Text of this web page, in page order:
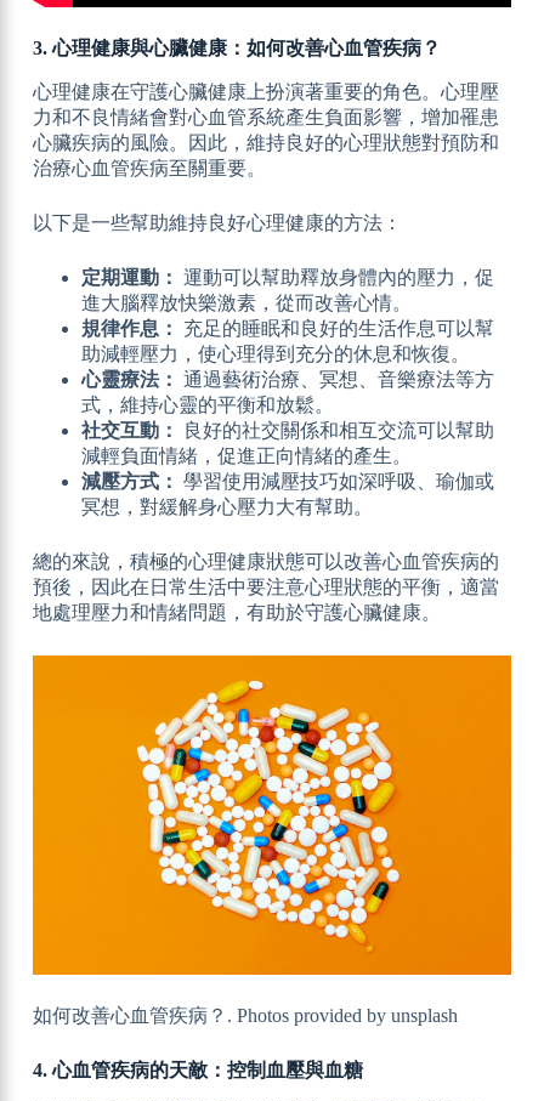
3. 心理健康與心臟健康：如何改善心血管疾病？
心理健康在守護心臟健康上扮演著重要的角色。心理壓
力和不良情緒會對心血管系統產生負面影響，增加罹患
心臟疾病的風險。因此，維持良好的心理狀態對預防和
治療心血管疾病至關重要。
以下是一些幫助維持良好心理健康的方法：
定期運動： 運動可以幫助釋放身體內的壓力，促
進大腦釋放快樂激素，從而改善心情。
規律作息：
充足的睡眠和良好的生活作息可以幫
助減輕壓力，使心理得到充分的休息和恢復。
心靈療法： 通過藝術治療、冥想、音樂療法等方
式，維持心靈的平衡和放鬆。
社交互動：
良好的社交關係和相互交流可以幫助
減輕負面情緒，促進正向情緒的產生。
減壓方式： 學習使用減壓技巧如深呼吸、瑜伽或
冥想，對緩解身心壓力大有幫助。
總的來說，積極的心理健康狀態可以改善心血管疾病的
預後，因此在日常生活中要注意心理狀態的平衡，適當
地處理壓力和情緒問題，有助於守護心臟健康。
如何改善心血管疾病？. Photos provided by unsplash
4. 心血管疾病的天敵：控制血壓與血糖